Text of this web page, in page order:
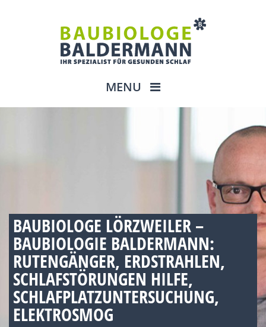
MENU
BAUBIOLOGE LÖRZWEILER –
BAUBIOLOGIE BALDERMANN:
RUTENGÄNGER, ERDSTRAHLEN,
SCHLAFSTÖRUNGEN HILFE,
SCHLAFPLATZUNTERSUCHUNG,
ELEKTROSMOG